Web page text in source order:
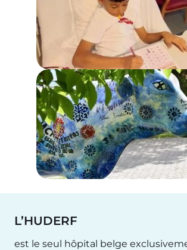
L’HUDERF
est le seul hôpital belge